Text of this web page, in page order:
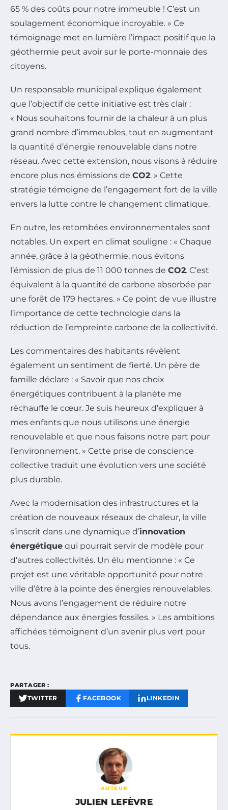
65 % des coûts pour notre immeuble ! C’est un
soulagement économique incroyable. » Ce
témoignage met en lumière l’impact positif que la
géothermie peut avoir sur le porte-monnaie des
citoyens.
Un responsable municipal explique également
que l’objectif de cette initiative est très clair :
« Nous souhaitons fournir de la chaleur à un plus
grand nombre d’immeubles, tout en augmentant
la quantité d’énergie renouvelable dans notre
réseau. Avec cette extension, nous visons à réduire
encore plus nos émissions de CO2. » Cette
stratégie témoigne de l’engagement fort de la ville
envers la lutte contre le changement climatique.
En outre, les retombées environnementales sont
notables. Un expert en climat souligne : « Chaque
année, grâce à la géothermie, nous évitons
l’émission de plus de 11 000 tonnes de CO2. C’est
équivalent à la quantité de carbone absorbée par
une forêt de 179 hectares. » Ce point de vue illustre
l’importance de cette technologie dans la
réduction de l’empreinte carbone de la collectivité.
Les commentaires des habitants révèlent
également un sentiment de fierté. Un père de
famille déclare : « Savoir que nos choix
énergétiques contribuent à la planète me
réchauffe le cœur. Je suis heureux d’expliquer à
mes enfants que nous utilisons une énergie
renouvelable et que nous faisons notre part pour
l’environnement. » Cette prise de conscience
collective traduit une évolution vers une société
plus durable.
Avec la modernisation des infrastructures et la
création de nouveaux réseaux de chaleur, la ville
s’inscrit dans une dynamique d’innovation
énergétique qui pourrait servir de modèle pour
d’autres collectivités. Un élu mentionne : « Ce
projet est une véritable opportunité pour notre
ville d’être à la pointe des énergies renouvelables.
Nous avons l’engagement de réduire notre
dépendance aux énergies fossiles. » Les ambitions
affichées témoignent d’un avenir plus vert pour
tous.
PARTAGER :
TWITTER FACEBOOK LINKEDIN
AUTEUR
JULIEN LEFÈVRE